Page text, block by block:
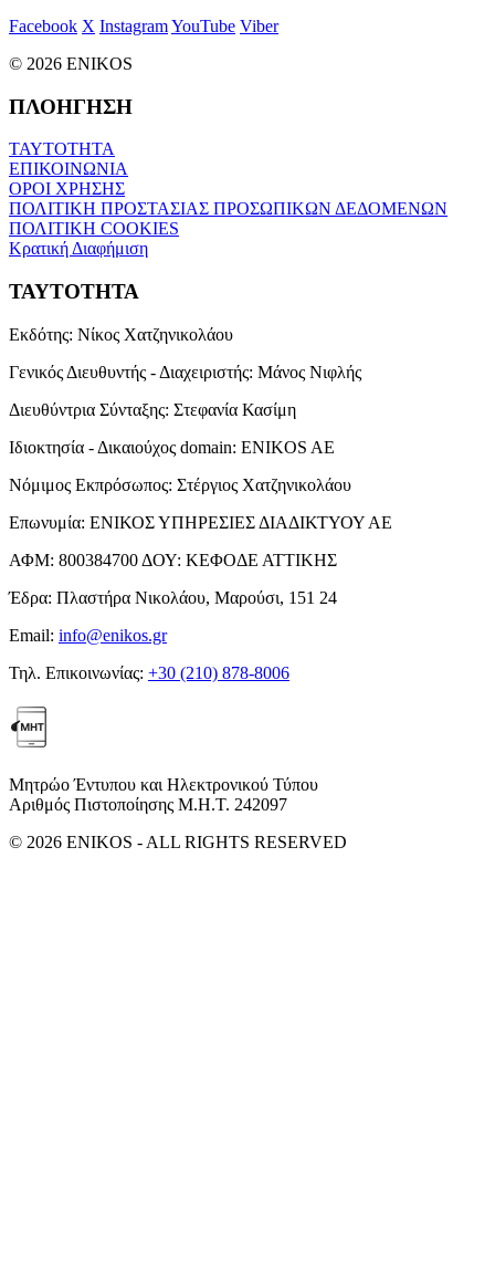
Facebook X InstagramYouTube Viber
© 2026 ENIKOS
ΠΛΟΗΓΗΣΗ
ΤΑΥΤΟΤΗΤΑ
ΕΠΙΚΟΙΝΩΝΙΑ
ΟΡΟΙ ΧΡΗΣΗΣ
ΠΟΛΙΤΙΚΗ ΠΡΟΣΤΑΣΙΑΣ ΠΡΟΣΩΠΙΚΩΝ ΔΕΔΟΜΕΝΩΝ
ΠΟΛΙΤΙΚΗ COOKIES
Κρατική Διαφήμιση
ΤΑΥΤΟΤΗΤΑ
Εκδότης: Νίκος Χατζηνικολάου
Γενικός Διευθυντής - Διαχειριστής: Μάνος Νιφλής
Διευθύντρια Σύνταξης: Στεφανία Κασίμη
Ιδιοκτησία - Δικαιούχος domain: ENIKOS AE
Νόμιμος Εκπρόσωπος: Στέργιος Χατζηνικολάου
Επωνυμία: ΕΝΙΚΟΣ ΥΠΗΡΕΣΙΕΣ ΔΙΑΔΙΚΤΥΟΥ ΑΕ
ΑΦΜ: 800384700 ΔΟΥ: ΚΕΦΟΔΕ ΑΤΤΙΚΗΣ
Έδρα: Πλαστήρα Νικολάου, Μαρούσι, 151 24
Email: info@enikos.gr
Τηλ. Επικοινωνίας: +30 (210) 878-8006
Μητρώο Έντυπου και Ηλεκτρονικού Τύπου
Αριθμός Πιστοποίησης Μ.Η.Τ. 242097
© 2026 ENIKOS - ALL RIGHTS RESERVED